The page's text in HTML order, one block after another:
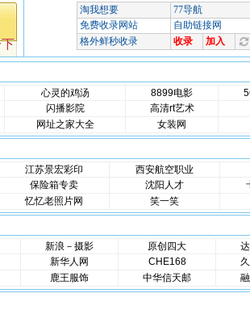
心灵的鸡汤 8899电影
闪播影院
高清rt艺术
网址之家大全 女装网
江苏景宏彩印
西安航空职业
保险箱专卖 沈阳人才
忆忆老照片网 笑一笑
新浪－摄影 原创四大
新华人网 CHE168
鹿王服饰 中华信天邮